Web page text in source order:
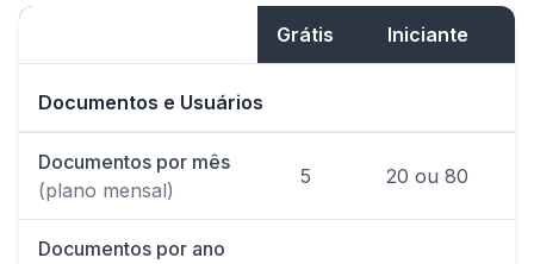
Grátis Iniciante
Documentos e Usuários
Documentos por mês
(plano mensal)
5 20 ou 80
Documentos por ano